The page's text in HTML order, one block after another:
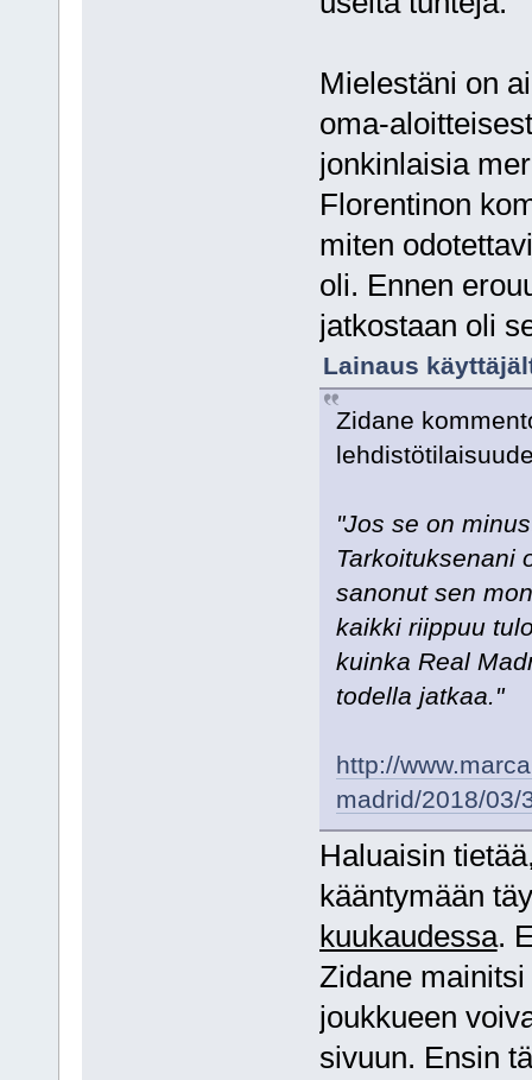
Mielestäni on
oma-
jonkinlaisia
Florentinon
miten
oli. Ennen
jatkostaan oli
Lainaus
Zidane
"Jos se on
Tarkoituksenani
sanonut sen
kaikki riippuu
kuinka Real
todella jatkaa."
http://
madrid/2018/03/
Haluaisin
kääntymään
kuukaudessa.
Zidane
joukkueen
sivuun. Ensin